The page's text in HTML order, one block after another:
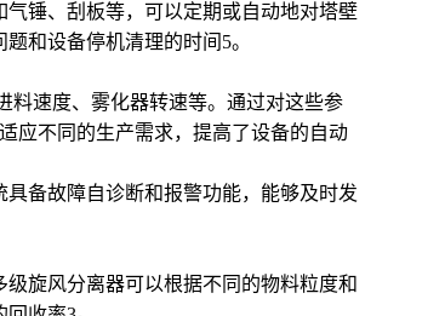
锤、刮板等，可以定期或自动地对塔壁
和设备停机清理的时间 5。
料速度、雾化器转速等。通过对这些参
应不同的生产需求，提高了设备的自动
备故障自诊断和报警功能，能够及时发
旋风分离器可以根据不同的物料粒度和